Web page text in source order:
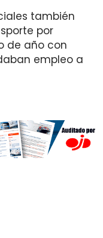
también
por
de año con
empleo a